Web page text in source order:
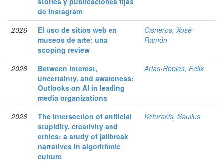
de Instagram
2026
El uso de sitios web en
museos de arte: una
scoping review
Cisneros, Xosé-
Ramón
2026
Between interest,
uncertainty, and awareness:
Outlooks on AI in leading
media organizations
Arias-Robles, Félix
2026
The intersection of artificial
stupidity, creativity and
ethics: a study of jailbreak
narratives in algorithmic
culture
Keturakis, Saulius